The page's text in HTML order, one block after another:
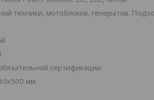
техники, мотоблоков, генератов.
сертификации
мм.